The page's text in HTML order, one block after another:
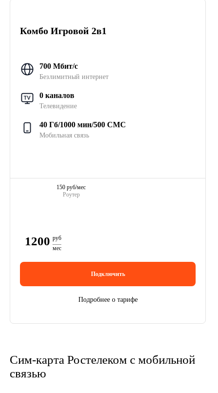
Комбо Игровой 2в1
700 Мбит/с
Безлимитный интернет
0 каналов
Телевидение
40 Гб/1000 мин/500 СМС
Мобильная связь
Роутер
150 руб/мес
1200 руб
мес
Подключить
Подробнее о тарифе
Сим-карта Ростелеком с мобильной
связью